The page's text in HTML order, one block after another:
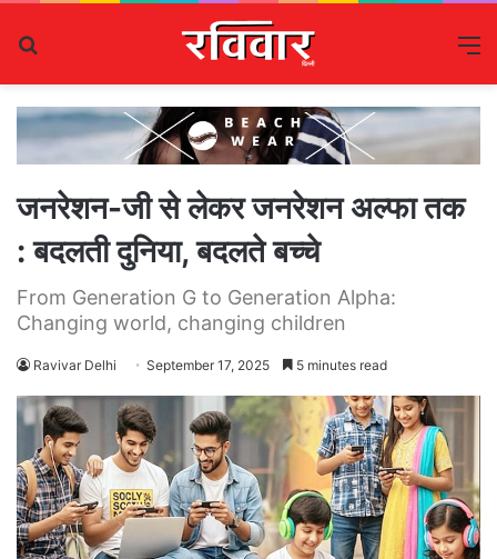
जनरेशन-जी से लेकर जनरेशन अल्फा तक
: बदलती दुनिया, बदलते बच्चे
From Generation G to Generation Alpha:
Changing world, changing children
Ravivar Delhi September 17, 2025 5 minutes read